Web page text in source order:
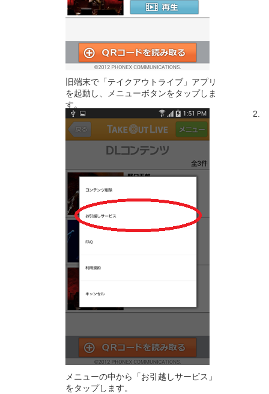
旧端末で「テイクアウトライブ」アプリ
を起動し、メニューボタンをタップしま
す。
2.
メニューの中から「お引越しサービス」
をタップします。